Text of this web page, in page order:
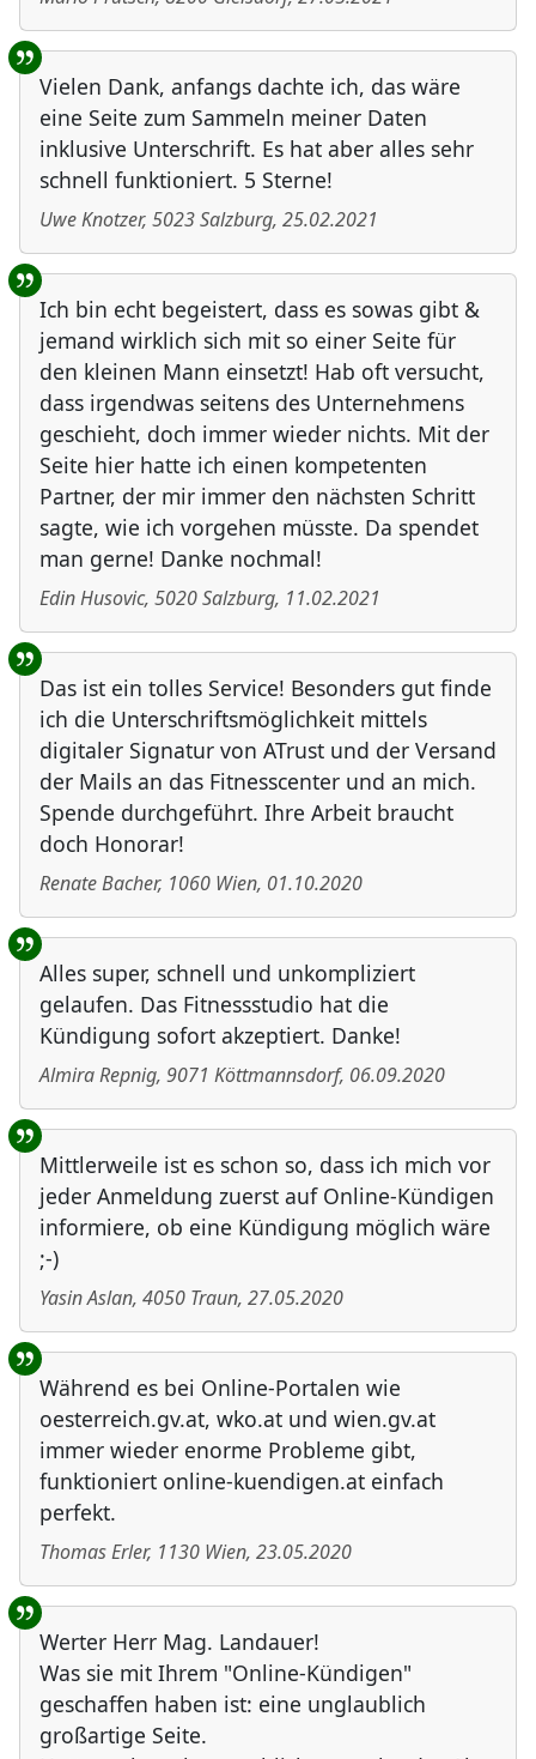
Vielen Dank, anfangs dachte ich, das wäre
eine Seite zum Sammeln meiner Daten
inklusive Unterschrift. Es hat aber alles sehr
schnell funktioniert. 5 Sterne!
Uwe Knotzer, 5023Salzburg, 25.02.2021
Ich bin echt begeistert, dass es sowas gibt &
jemand wirklich sich mit so einer Seite für
den kleinen Mann einsetzt! Hab oft versucht,
dass irgendwas seitens des Unternehmens
geschieht, doch immer wieder nichts. Mit der
Seite hier hatte ich einen kompetenten
Partner, der mir immer den nächsten Schritt
sagte, wie ich vorgehen müsste. Da spendet
man gerne! Danke nochmal!
Edin Husovic, 5020Salzburg, 11.02.2021
Das ist ein tolles Service! Besonders gut finde
ich die Unterschriftsmöglichkeit mittels
digitaler Signatur von ATrust und der Versand
der Mails an das Fitnesscenter und an mich.
Spende durchgeführt. Ihre Arbeit braucht
doch Honorar!
Renate Bacher, 1060 Wien, 01.10.2020
Alles super, schnell und unkompliziert
gelaufen. Das Fitnessstudio hat die
Kündigung sofort akzeptiert. Danke!
Almira Repnig, 9071 Köttmannsdorf, 06.09.2020
Mittlerweile ist es schon so, dass ich mich vor
jeder Anmeldung zuerst auf Online-Kündigen
informiere, ob eine Kündigung möglich wäre
;-)
Yasin Aslan, 4050 Traun, 27.05.2020
Während es bei Online-Portalen wie
oesterreich.gv.at, wko.at und wien.gv.at
immer wieder enorme Probleme gibt,
funktioniert online-kuendigen.at einfach
perfekt.
Thomas Erler, 1130 Wien, 23.05.2020
Werter Herr Mag. Landauer!
Was sie mit Ihrem "Online-Kündigen"
geschaffen haben ist: eine unglaublich
großartige Seite.